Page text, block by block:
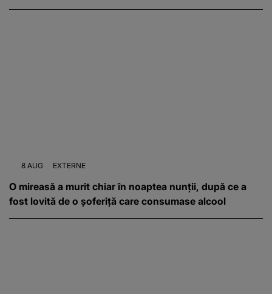
8 AUG EXTERNE
O mireasă a murit chiar în noaptea nunții, după ce a
fost lovită de o șoferiță care consumase alcool